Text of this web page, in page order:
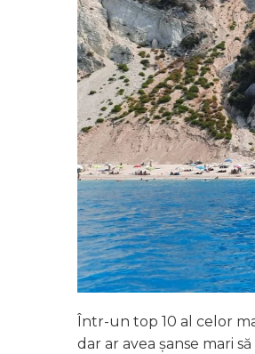
Într-un top 10 al celor
dar ar avea șanse mari